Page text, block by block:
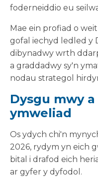
foderneiddio eu
Mae ein profiad o
gofal iechyd ledled y
dibynadwy wrth
a graddadwy sy'n
nodau strategol
Dysgu mwy
ymweliad
Os ydych chi'n
2026, rydym yn eich
bital i drafod eich
ar gyfer y dyfodol.